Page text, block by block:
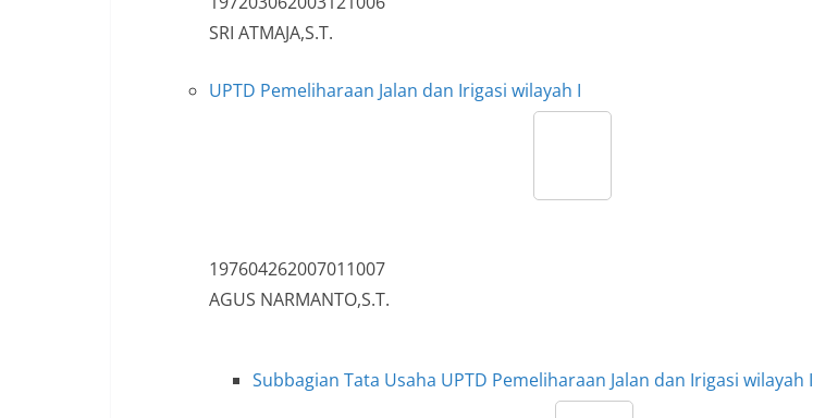
SRI ATMAJA,S.T.
UPTD Pemeliharaan Jalan dan Irigasi wilayah I
197604262007011007
AGUS NARMANTO,S.T.
Subbagian Tata Usaha UPTD Pemeliharaan Jalan dan Irigasi wilayah I